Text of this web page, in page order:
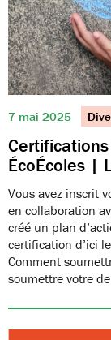
7 mai 2025
ÉcoÉcoles |
Vous avez inscrit
en collaboration
créé un plan
certification d’ici
Comment
soumettre votre